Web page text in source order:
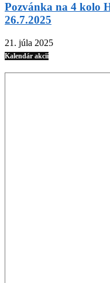
Pozvánka na 4 kolo
26.7.2025
21. júla 2025
Kalendár akcií